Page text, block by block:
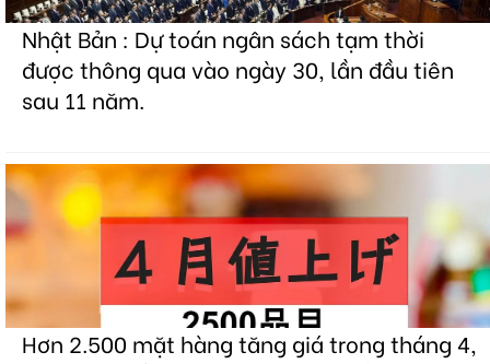
Nhật Bản : Dự toán ngân sách tạm thời
được thông qua vào ngày 30, lần đầu tiên
sau 11 năm.
Hơn 2.500 mặt hàng tăng giá trong tháng 4,